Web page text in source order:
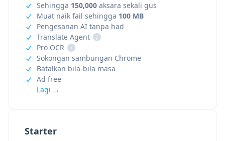
Starter
Sehingga 150,000 aksara sekali gus
Muat naik fail sehingga 100 MB
Pengesanan AI tanpa had
Translate Agent
i
Pro OCR
i
Sokongan sambungan Chrome
Batalkan bila-bila masa
Ad free
Lagi →